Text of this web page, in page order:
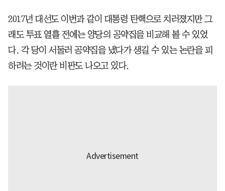
2017년 대선도 이번과 같이 대통령 탄핵으로 치러졌지만 그
래도 투표 열흘 전에는 양당의 공약집을 비교해 볼 수 있었
다. 각 당이 서둘러 공약집을 냈다가 생길 수 있는 논란을 피
하려는 것이란 비판도 나오고 있다.